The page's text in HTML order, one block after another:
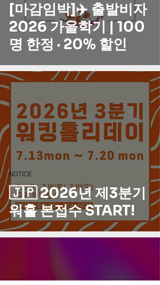
[마감임박]✈️ 출발비자
2026 가을학기 | 100
명 한정 · 20% 할인
🇯🇵 2026년 제3분기
워홀 본접수 START!
NOTICE